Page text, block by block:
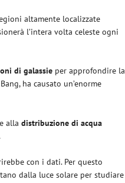
altamente localizzate
l’intera volta celeste ogni
di galassie per approfondire la
ha causato un’enorme
alladistribuzione di acqua
con i dati. Per questo
dalla luce solare per studiare